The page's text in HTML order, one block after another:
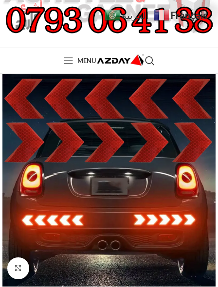
MENU
Click to enlarge
العربية Français